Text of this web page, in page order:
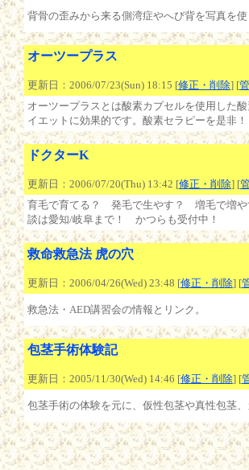
背骨の歪みから来る側湾症やへび背を写真を
オーツープラス
更新日：2006/07/23(Sun) 18:15 [修正・削除] [
オーツープラスとは酸素カプセルを使用した
イエットに効果的です。酸素セラピーを是非！
ドクターK
更新日：2006/07/20(Thu) 13:42 [修正・削除] [
育毛で育てる？ 発毛で生やす？ 増毛で増
談は愛知/岐阜まで！ かつらも受付中！
救命救急法 虎の穴
更新日：2006/04/26(Wed) 23:48 [修正・削除] [
救急法・AED講習会の情報とリンク。
包茎手術体験記
更新日：2005/11/30(Wed) 14:46 [修正・削除] [
包茎手術の体験を元に、仮性包茎や真性包茎